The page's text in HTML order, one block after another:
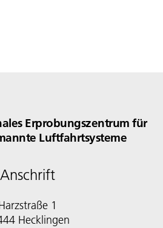
Erprobungszentrum für
Luftfahrtsysteme
Anschrift
1
Hecklingen